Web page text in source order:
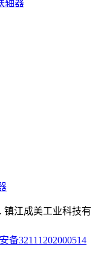
轴器
镇江成美工业科技有
备32111202000514